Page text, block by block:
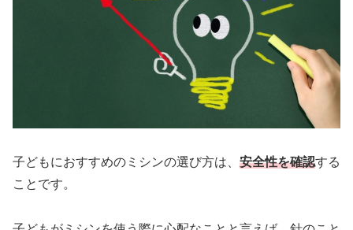
子どもにおすすめのミシンの選び方は、 安全性を確認する
ことです。